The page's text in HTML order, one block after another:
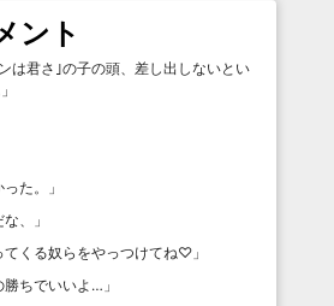
ント
は君さ｣の子の頭、差し出しないとい
」
た。
」
、
」
てくる奴らをやっつけてね♡ 」
勝ちでいいよ… 」